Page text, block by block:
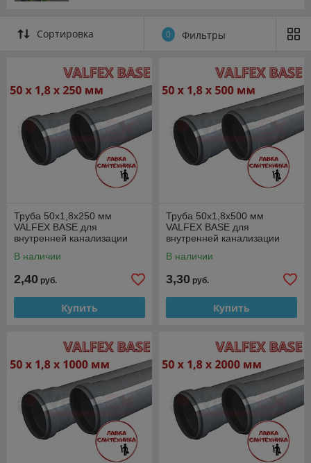
Сортировка 0 Фильтры
Труба 50x1,8x250 мм
VALFEX BASE для
внутренней канализации
В наличии
2,40 руб.
Купить
Труба 50x1,8x500 мм
VALFEX BASE для
внутренней канализации
В наличии
3,30 руб.
Купить